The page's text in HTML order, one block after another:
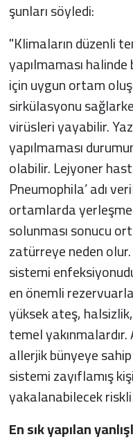
şunları söyledi:
"Klimaların düzenli
yapılmaması
için uygun ortam
sirkülasyonu
virüsleri yayabilir.
yapılmaması
olabilir. Lejyoner
Pneumophila’ adı
ortamlarda
solunması sonucu
zatürreye neden
sistemi
en önemli
yüksek ateş,
temel
allerjik bünyeye sahip
sistemi zayıflamış
yakalanabilecek riskli
En sık yapılan